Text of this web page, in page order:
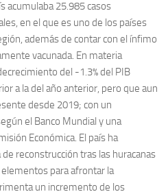
acumulaba 25.985 casos
en el que es uno de los países
además de contar con el ínfimo
vacunada. En materia
del -1.3% del PIB
a la del año anterior, pero que aun
desde 2019; con un
el Banco Mundial y una
Económica. El país ha
reconstrucción tras las huracanas
para afrontar la
un incremento de los